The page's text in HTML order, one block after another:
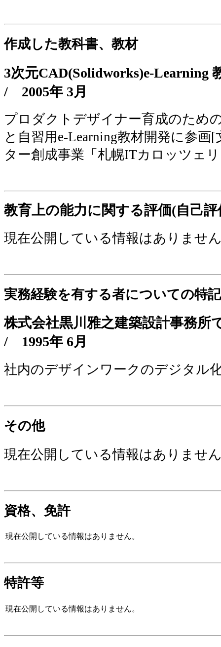
作成した教科書、教材
3次元CAD(Solidworks)e-
/ 2005年 3月
プロダクトデザイナー育成のため
と自習用e-Learning教材開発に参画
ター創成事業「札幌ITカロッツェ
教育上の能力に関する評価(自己評
現在公開している情報はありませ
実務経験を有する者についての特
株式会社黒川雅之建築設計事務
/ 1995年 6月
社内のデザインワークのデジタル
その他
現在公開している情報はありませ
資格、免許
現在公開している情報はありません。
特許等
現在公開している情報はありません。